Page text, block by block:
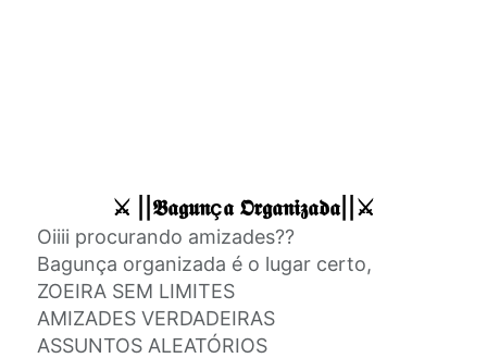
⚔️ ||𝕭𝖆𝖌𝖚𝖓ç𝖆 𝕺𝖗𝖌𝖆𝖓𝖎𝖟𝖆𝖉𝖆||⚔️
Oiiii procurando amizades??
Bagunça organizada é o lugar certo,
ZOEIRA SEM LIMITES
AMIZADES VERDADEIRAS
ASSUNTOS ALEATÓRIOS